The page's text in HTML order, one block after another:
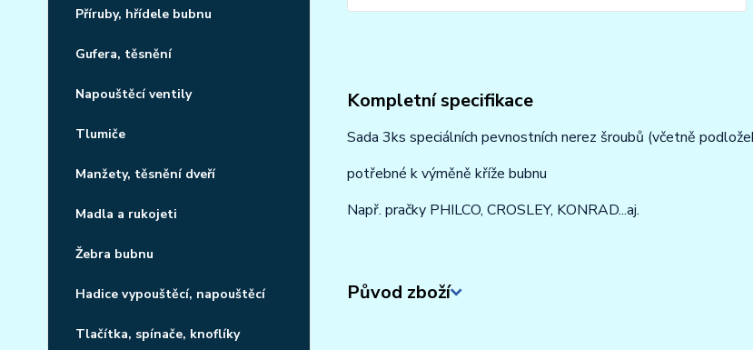
Příruby, hřídele bubnu
Gufera, těsnění
Napouštěcí ventily
Tlumiče
Manžety, těsnění dveří
Madla a rukojeti
Žebra bubnu
Hadice vypouštěcí, napouštěcí
Tlačítka, spínače, knoflíky
Kompletní specifikace
Sada 3ks speciálních pevnostních nerez šroubů (včetně
potřebné k výměně kříže bubnu
Např. pračky PHILCO, CROSLEY, KONRAD...aj.
Původ zboží